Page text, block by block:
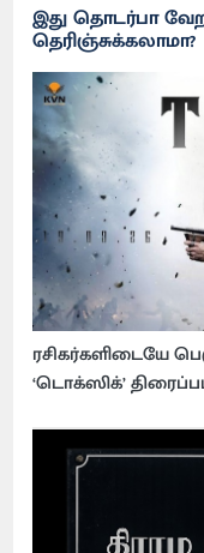
இது தொடர்பா
தெரிஞ்சுக்கலாமா?
ரசிகர்களிடையே
‘டொக்ஸிக்’